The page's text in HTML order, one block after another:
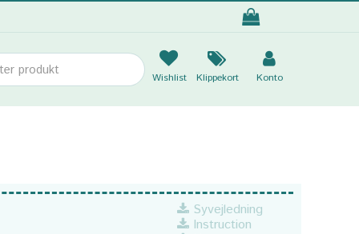
Wishlist Klippekort Konto
Syvejledning
Instruction